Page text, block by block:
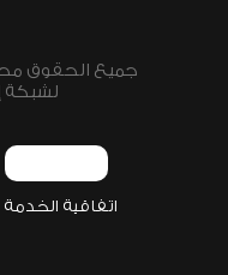
لشبكة
اتفاقية الخدمة